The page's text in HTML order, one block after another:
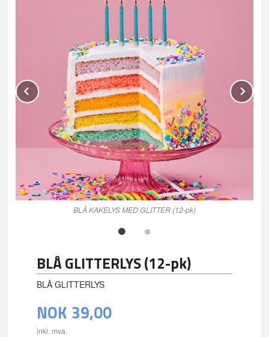
BLÅ KAKELYS MED GLITTER (12-pk)
Prev
BLÅ GLITTERLYS (12-pk)
BLÅ GLITTERLYS
NOK 39,00
inkl. mva.